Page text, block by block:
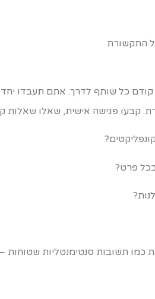
התקשורת
כל שותף לדרך. אתם תעבדו
קבעו פגישה אישית, שאלו שאלות
פרט?
כמו תשובות סנטימנטליות שטוחות